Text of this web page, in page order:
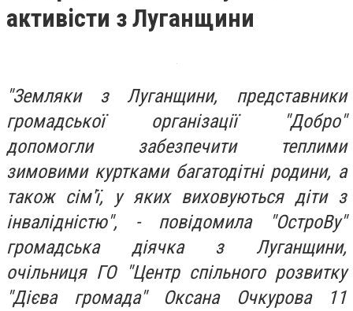
активісти з Луганщини
"Земляки з Луганщини, представники
громадської організації "Добро"
допомогли забезпечити теплими
зимовими куртками багатодітні родини, а
також сім'ї, у яких виховуються діти з
інвалідністю", - повідомила "ОстроВу"
громадська діячка з Луганщини,
очільниця ГО "Центр спільного розвитку
"Дієва громада" Оксана Очкурова 11